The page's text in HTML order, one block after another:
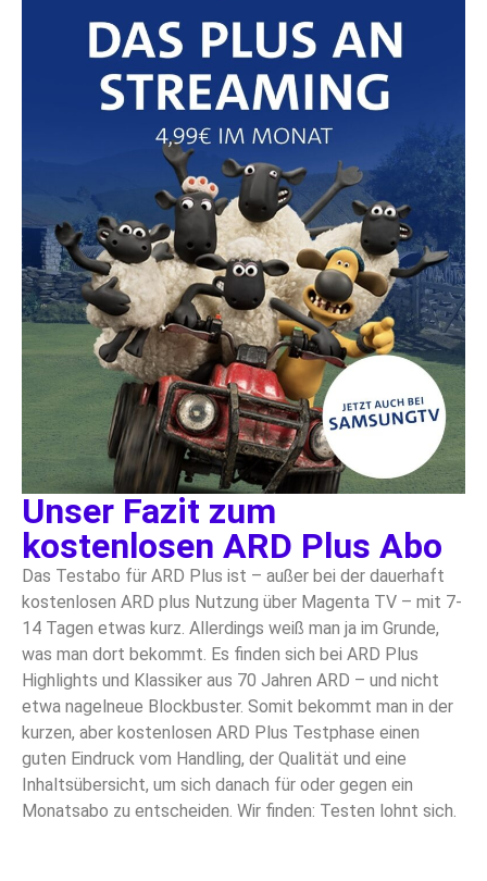
Unser Fazit zum
kostenlosen ARD Plus Abo
Das Testabo für ARD Plus ist – außer bei der dauerhaft
kostenlosen ARD plus Nutzung über Magenta TV – mit 7-
14 Tagen etwas kurz. Allerdings weiß man ja im Grunde,
was man dort bekommt. Es finden sich bei ARD Plus
Highlights und Klassiker aus 70 Jahren ARD – und nicht
etwa nagelneue Blockbuster. Somit bekommt man in der
kurzen, aber kostenlosen ARD Plus Testphase einen
guten Eindruck vom Handling, der Qualität und eine
Inhaltsübersicht, um sich danach für oder gegen ein
Monatsabo zu entscheiden. Wir finden: Testen lohnt sich.